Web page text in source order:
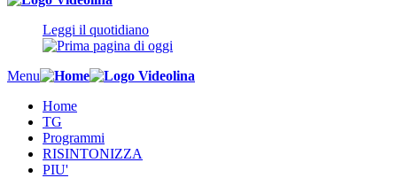
Leggi il quotidiano
Menu
Home
TG
Programmi
RISINTONIZZA
PIU'